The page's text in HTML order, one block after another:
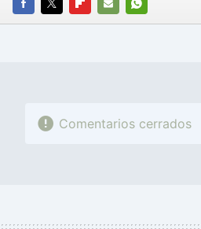
FACEBOOK
TWITTERFLIPBOARD
E-
WHATSAPP
Comentarios cerrados